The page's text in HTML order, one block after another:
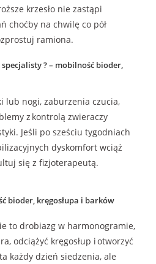
krzesło nie zastąpi
choćby na chwilę co pół
ramiona.
?– mobilność bioder,
lub nogi, zaburzenia czucia,
z kontrolą zwieraczy
Jeśli po sześciu tygodniach
dyskomfort wciąż
się z fizjoterapeutą.
bioder, kręgosłupa i barków
to drobiazg w harmonogramie,
odciążyć kręgosłup i otworzyć
każdy dzień siedzenia, ale